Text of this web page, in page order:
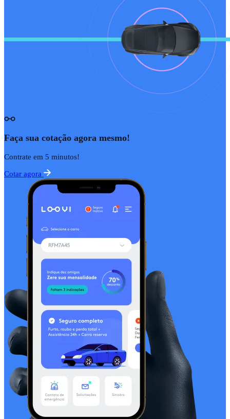
Faça sua cotação agora mesmo!
Contrate em 5 minutos!
Cotar agora